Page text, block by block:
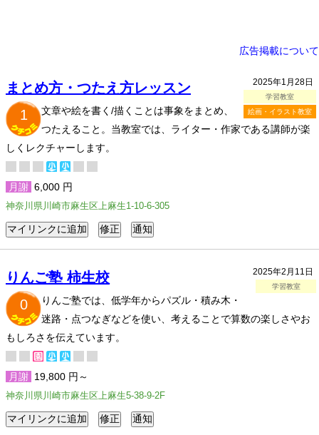
広告掲載について
2025年1月28日
学習教室
絵画・イラスト教室
まとめ方・つたえ方レッスン
1
文章や絵を書く/描くことは事象をまとめ、
つたえること。当教室では、ライター・作家である講師が楽
しくレクチャーします。
月謝 6,000 円
神奈川県川崎市麻生区上麻生1-10-6-305
2025年2月11日
学習教室
りんご塾 柿生校
0
りんご塾では、低学年からパズル・積み木・
迷路・点つなぎなどを使い、考えることで算数の楽しさやお
もしろさを伝えています。
月謝 19,800 円～
神奈川県川崎市麻生区上麻生5-38-9-2F